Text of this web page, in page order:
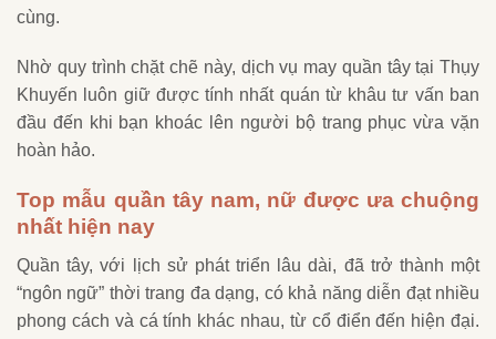
cùng.
Nhờ quy trình chặt chẽ này, dịch vụ may quần tây tại Thụy
Khuyến luôn giữ được tính nhất quán từ khâu tư vấn ban
đầu đến khi bạn khoác lên người bộ trang phục vừa vặn
hoàn hảo.
Top mẫu quần tây nam, nữ được ưa chuộng
nhất hiện nay
Quần tây, với lịch sử phát triển lâu dài, đã trở thành một
“ngôn ngữ” thời trang đa dạng, có khả năng diễn đạt nhiều
phong cách và cá tính khác nhau, từ cổ điển đến hiện đại.